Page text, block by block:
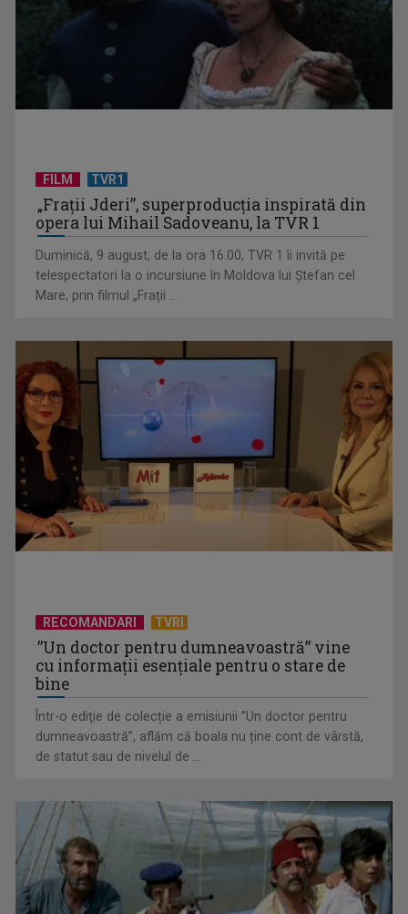
CM 2026: Belgia și Anglia, calificate în optimile de finală
Cupa Mondială de fotbal 2026: 16-imile de finală în perioada
28 iunie – 3 iulie
David Popovici, aur și în finala de 200 de metri liber de la
Trofeul Sette Colli
FILM TVR1
„Frații Jderi”, superproducția inspirată din
opera lui Mihail Sadoveanu, la TVR 1
Duminică, 9 august, de la ora 16.00, TVR 1 îi invită pe
telespectatori la o incursiune în Moldova lui Ștefan cel
Mare, prin filmul „Frații ...
RECOMANDARI TVRI
”Un doctor pentru dumneavoastră” vine
cu informații esențiale pentru o stare de
bine
Într-o ediţie de colecție a emisiunii ”Un doctor pentru
dumneavoastră”, aflăm că boala nu ține cont de vârstă,
de statut sau de nivelul de ...